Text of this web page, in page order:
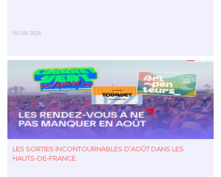
04/08/2026
EN SAVOIR PLUS
LES SORTIES INCONTOURNABLES D’AOÛT DANS LES
HAUTS-DE-FRANCE.